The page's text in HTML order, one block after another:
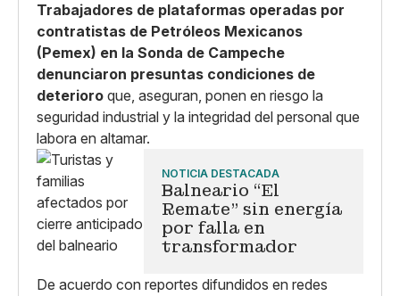
Trabajadores de plataformas operadas por
contratistas de Petróleos Mexicanos
(Pemex) en la Sonda de Campeche
denunciaron presuntas condiciones de
deterioro que, aseguran, ponen en riesgo la
seguridad industrial y la integridad del personal que
labora en altamar.
NOTICIA DESTACADA
Balneario “El
Remate” sin energía
por falla en
transformador
De acuerdo con reportes difundidos en redes